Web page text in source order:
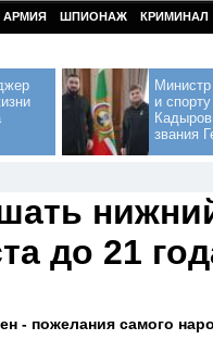
АРМИЯ ШПИОНАЖ КРИМИНАЛ
и
звания
до 21
- пожелания самого